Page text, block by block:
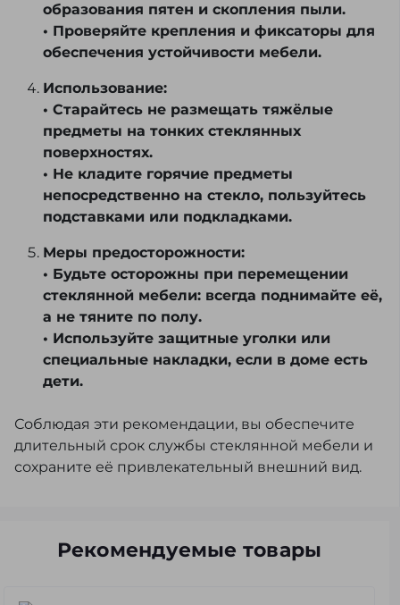
образования пятен и скопления пыли.
• Проверяйте крепления и фиксаторы для
обеспечения устойчивости мебели.
Использование:
• Старайтесь не размещать тяжёлые
предметы на тонких стеклянных
поверхностях.
• Не кладите горячие предметы
непосредственно на стекло, пользуйтесь
подставками или подкладками.
Меры предосторожности:
• Будьте осторожны при перемещении
стеклянной мебели: всегда поднимайте её,
а не тяните по полу.
• Используйте защитные уголки или
специальные накладки, если в доме есть
дети.
Соблюдая эти рекомендации, вы обеспечите
длительный срок службы стеклянной мебели и
сохраните её привлекательный внешний вид.
Рекомендуемые товары